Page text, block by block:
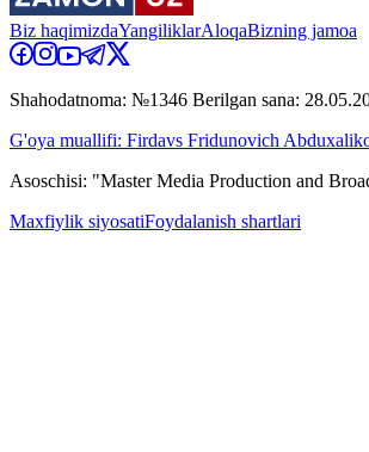
Biz haqimizdaYangiliklarAloqaBizning jamoa
Shahodatnoma: №1346 Berilgan sana:
G'oya muallifi: Firdavs Fridunovich
Asoschisi: "Master Media Production and
Maxfiylik siyosatiFoydalanish shartlari